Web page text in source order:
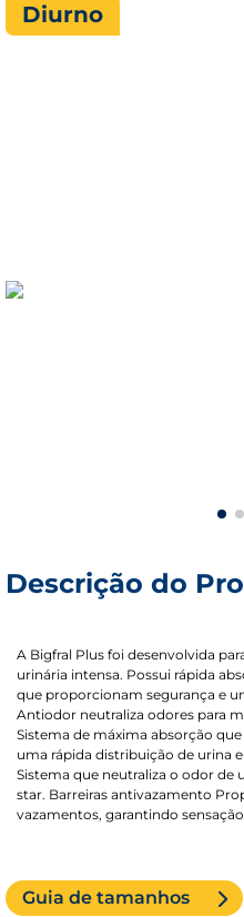
Diurno
Descrição do
A Bigfral Plus foi desenvolvida
urinária intensa. Possui rápida
que proporcionam segurança e
Antiodor neutraliza odores para
Sistema de máxima absorção
uma rápida distribuição de urina
Sistema que neutraliza o odor de
star. Barreiras antivazamento
vazamentos, garantindo
Guia de tamanhos